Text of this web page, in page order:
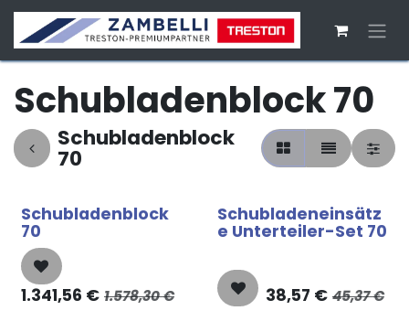
Zum Inhalt springen
Schubladenblock 70
Schubladenblock
70
Schubladenblock
70
1.341,56 € 1.578,30€
Schubladeneinsätz
e Unterteiler-Set 70
38,57 € 45,37€